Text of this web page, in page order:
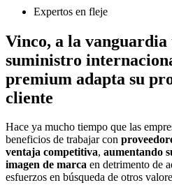
Expertos en fleje
Vinco, a la vanguardia
suministro
premium adapta su
cliente
Hace ya mucho tiempo que las
beneficios de trabajar con
ventaja competitiva, aumentando
imagen de marca en detrimento de
esfuerzos en búsqueda de otros